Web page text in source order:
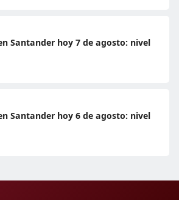
Santander hoy 7 de agosto: nivel
Santander hoy 6 de agosto: nivel